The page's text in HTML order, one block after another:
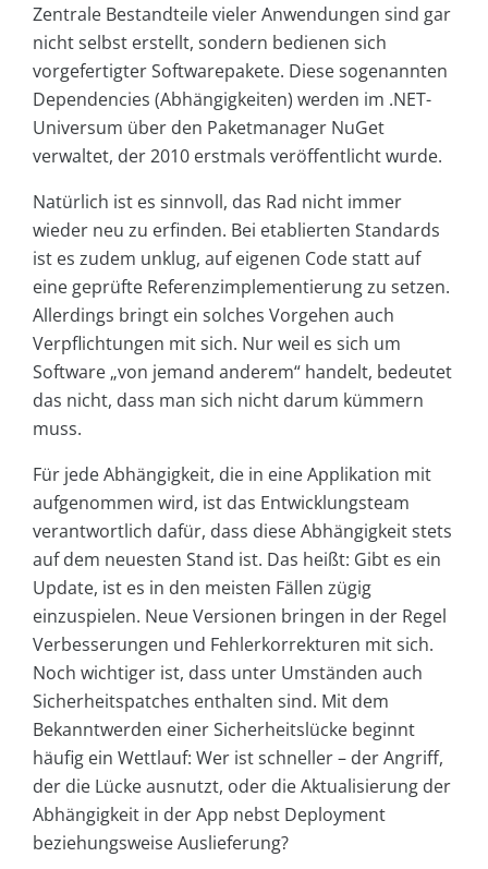
Zentrale Bestandteile vieler Anwendungen sind gar
nicht selbst erstellt, sondern bedienen sich
vorgefertigter Softwarepakete. Diese sogenannten
Dependencies (Abhängigkeiten) werden im .NET-
Universum über den Paketmanager NuGet
verwaltet, der 2010 erstmals veröffentlicht wurde.
Natürlich ist es sinnvoll, das Rad nicht immer
wieder neu zu erfinden. Bei etablierten Standards
ist es zudem unklug, auf eigenen Code statt auf
eine geprüfte Referenzimplementierung zu setzen.
Allerdings bringt ein solches Vorgehen auch
Verpflichtungen mit sich. Nur weil es sich um
Software „von jemand anderem“ handelt, bedeutet
das nicht, dass man sich nicht darum kümmern
muss.
Für jede Abhängigkeit, die in eine Applikation mit
aufgenommen wird, ist das Entwicklungsteam
verantwortlich dafür, dass diese Abhängigkeit stets
auf dem neuesten Stand ist. Das heißt: Gibt es ein
Update, ist es in den meisten Fällen zügig
einzuspielen. Neue Versionen bringen in der Regel
Verbesserungen und Fehlerkorrekturen mit sich.
Noch wichtiger ist, dass unter Umständen auch
Sicherheitspatches enthalten sind. Mit dem
Bekanntwerden einer Sicherheitslücke beginnt
häufig ein Wettlauf: Wer ist schneller – der Angriff,
der die Lücke ausnutzt, oder die Aktualisierung der
Abhängigkeit in der App nebst Deployment
beziehungsweise Auslieferung?